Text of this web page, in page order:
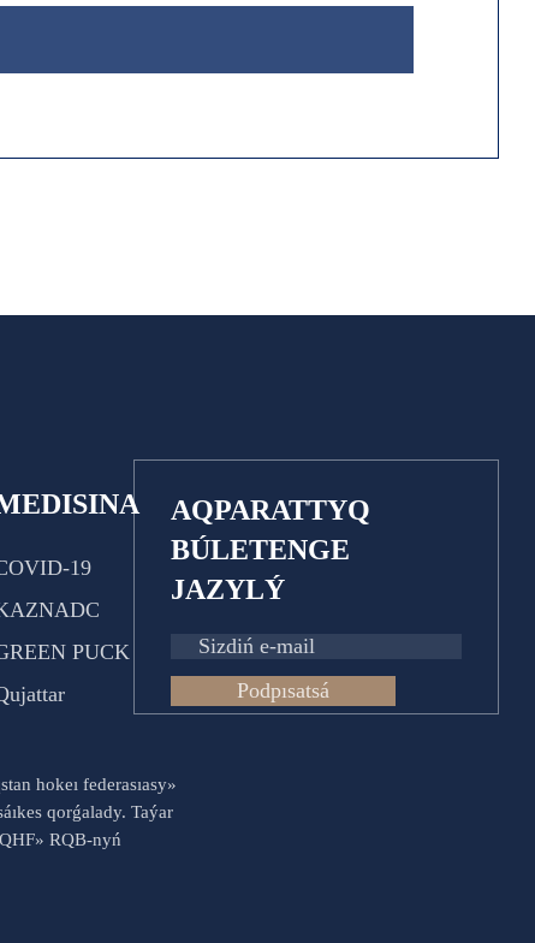
19
PUCK
AQPARATTYQ
BÚLETENGE
JAZYLÝ
Podpısatsá
hokeı federasıasy»
qorǵalady. Taýar
RQB-nyń